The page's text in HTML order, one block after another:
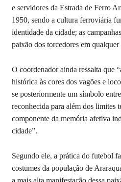
e servidores da Estrada de Ferro
1950, sendo a cultura ferroviária
identidade da cidade; as
paixão dos torcedores em
O coordenador ainda ressalta que
histórica às cores dos vagões e
se posteriormente um símbolo
reconhecida para além dos limites
componente da memória afetiva
cidade”.
Segundo ele, a prática do futebol
costumes da população de
a mais alta manifestação dessa